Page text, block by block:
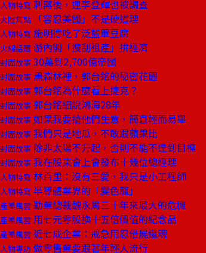
人物特寫 刺蔣後，連李登輝也被調查
大陸焦點 「容忍美國」不是硬道理
人物特寫 施明德吃了泛藍軍豆腐
火線話題 游內閣「搜刮祖產」拚經濟
封面故事 30萬到2,700億帝國
封面故事 黑森林裡，郭台銘的秘密花園
封面故事 郭台銘為什麼看上捷克？
封面故事 郭台銘細說鴻海28年
封面故事 如果我要搶他們生意，簡直輕而易舉
封面故事 我們只是地瓜，不敢跟蘋果比
封面故事 除非太陽不升起，否則不能不達到目標
封面故事 我在股東會上會發布十幾位總經理
人物特寫 林百里：沒有三愛，我只是小工程師
人物特寫 半導體業界的「變色龍」
產業風雲 勤業總裁魏永篤三十年來最大的危機
產業風雲 用七元零股換十五倍價值的紀念品
產業風雲 近七成企業：戒急用忍借屍還魂
人物專訪 做零售業要跟著年輕人流行